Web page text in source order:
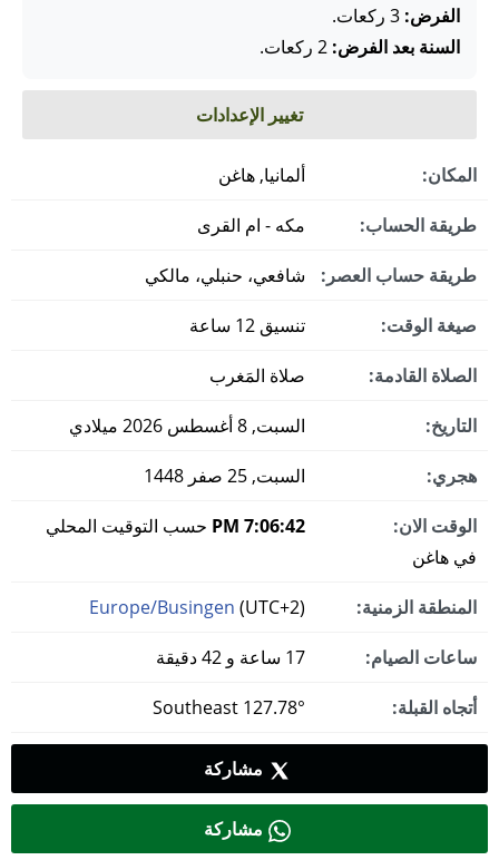
الفرض:
السنة بعد الفرض:
تغيير الإعدادات
المكان: ألمانيا, هاغن
طريقة الحساب: مكه - ام القرى
طريقة حساب العصر: شافعي، حنبلي، مالكي
صيغة الوقت: تنسيق 12 ساعة
الصلاة القادمة: صلاة المَغرب
التاريخ: السبت, 8 أغسطس 2026 ميلادي
هجري: السبت, 25 صفر 1448
الوقت الان: 7:06:43 PM
حسب التوقيت المحلي
في هاغن
المنطقة الزمنية: Europe/Busingen (UTC+2)
ساعات الصيام:
أتجاه القبلة:
مشاركة
مشاركة